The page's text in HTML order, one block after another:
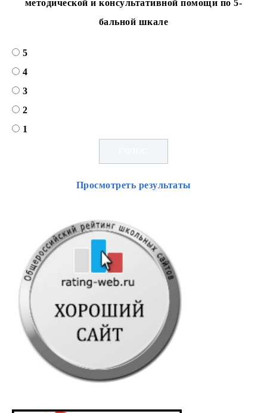
методической и консультативной помощи по 5-
бальной шкале
5
4
3
2
1
Просмотреть результаты